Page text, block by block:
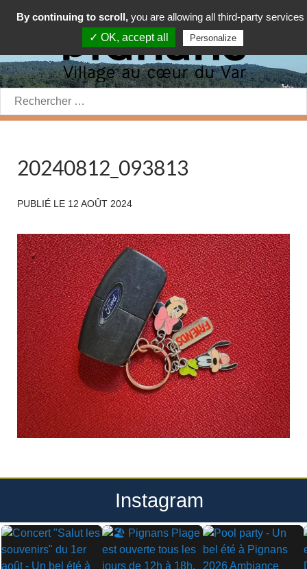
Rechercher:
20240812_093813
PUBLIÉ LE 12 AOÛT 2024
Instagram
By continuing to scroll, you are allowing all third-party services
✓ OK, accept all
Personalize